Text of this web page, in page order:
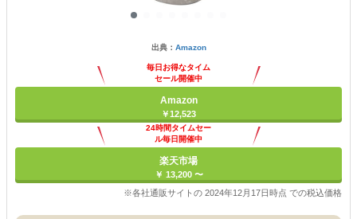
出典： Amazon
毎日お得なタイム
セール開催中
Amazon
￥12,523
24時間タイムセー
ル毎日開催中
楽天市場
￥ 13,200 〜
※各社通販サイトの 2024年12月17日時点 での税込価格